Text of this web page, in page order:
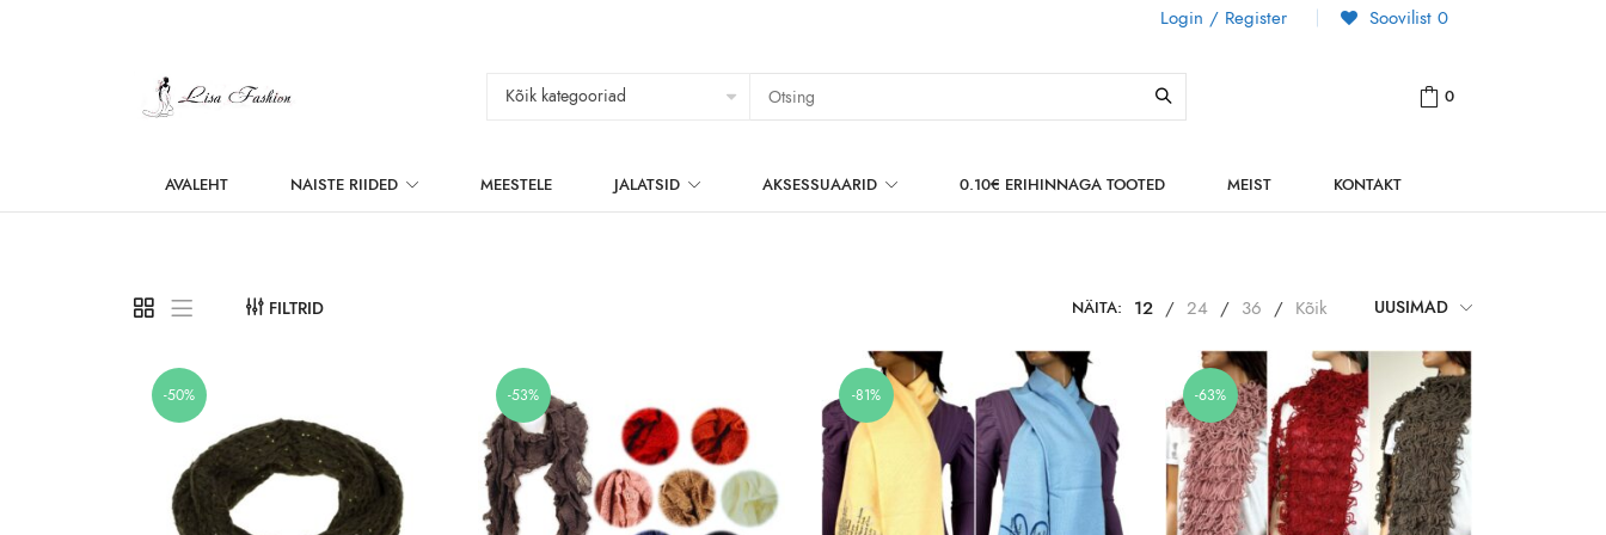
Login / Register Soovilist 0
0
AVALEHT NAISTE RIIDED MEESTELE JALATSID AKSESSUAARID 0.10€ ERIHINNAGA TOOTED MEIST KONTAKT
FILTRID NÄITA: 12 / 24 / 36 / Kõik UUSIMAD
-50% -53% -81% -63%